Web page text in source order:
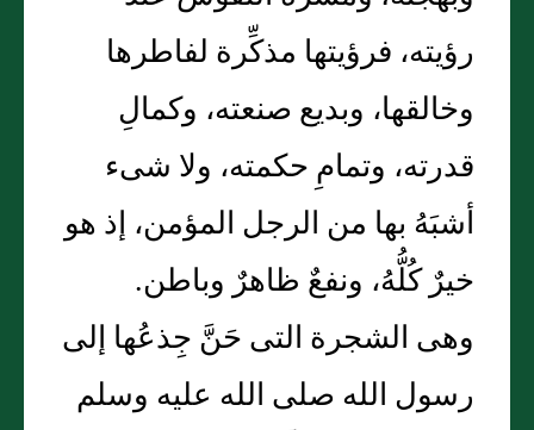
رؤيته، فرؤيتها مذكِّرة لفاطرها
وخالقها، وبديع صنعته، وكمالِ
قدرته، وتمامِ حكمته، ولا شىء
أشبَهُ بها من الرجل المؤمن، إذ هو
خيرٌ كُلُّهُ، ونفعٌ ظاهرٌ وباطن.
وهى الشجرة التى حَنَّ جِذعُها إلى
رسول الله صلى الله عليه وسلم